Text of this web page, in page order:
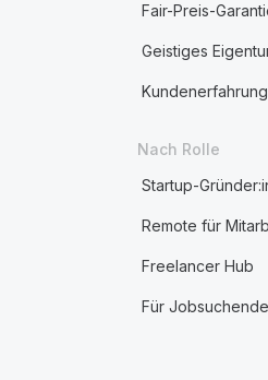
Fair-Preis-
Geistiges
Kundenerfahrung
Nach Rolle
Startup-
Remote für
Freelancer Hub
Für Jobsuchende